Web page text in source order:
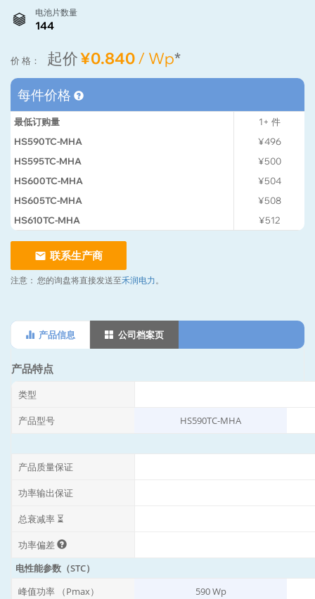
电池片数量
144
价 格： 起价¥0.840/ Wp*
每件价格
最低订购量 1+ 件
HS590TC-MHA
¥496
HS595TC-MHA
¥500
HS600TC-MHA
¥504
HS605TC-MHA
¥508
HS610TC-MHA
¥512
联系生产商
注意： 您的询盘将直接发送至禾润电力。
产品信息 公司档案页
产品特点
类型
产品型号 HS590TC-MHA
产品质量保证
功率输出保证
总衰减率 ⏳
功率偏差
电性能参数（STC）
峰值功率 （Pmax）
590 Wp